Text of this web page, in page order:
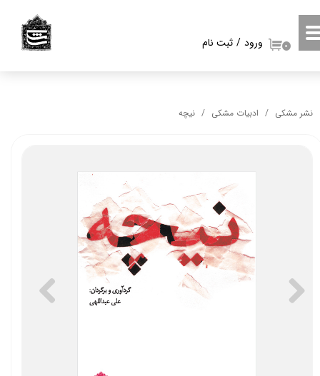
ورود / ثبت نام
حساب کاربری من
۰
نشر مشکی ادبیات مشکی نیچه